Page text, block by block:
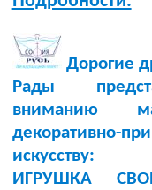
Дорогие
Рады
вниманию
декоративно-
искусству:
ИГРУШКА